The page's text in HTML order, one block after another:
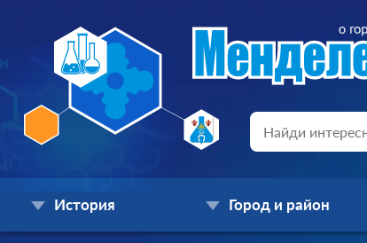
История Город и район